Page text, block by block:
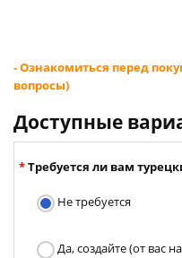
- Ознакомиться перед
вопросы)
Доступные
Требуется ли вам
Не требуется
Да, создайте (от вас